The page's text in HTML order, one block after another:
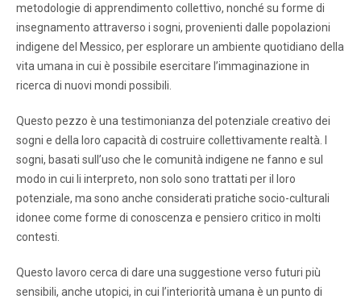
metodologie di apprendimento collettivo, nonché su forme di
insegnamento attraverso i sogni, provenienti dalle popolazioni
indigene del Messico, per esplorare un ambiente quotidiano della
vita umana in cui è possibile esercitare l’immaginazione in
ricerca di nuovi mondi possibili.
Questo pezzo è una testimonianza del potenziale creativo dei
sogni e della loro capacità di costruire collettivamente realtà. I
sogni, basati sull’uso che le comunità indigene ne fanno e sul
modo in cui li interpreto, non solo sono trattati per il loro
potenziale, ma sono anche considerati pratiche socio-culturali
idonee come forme di conoscenza e pensiero critico in molti
contesti.
Questo lavoro cerca di dare una suggestione verso futuri più
sensibili, anche utopici, in cui l’interiorità umana è un punto di